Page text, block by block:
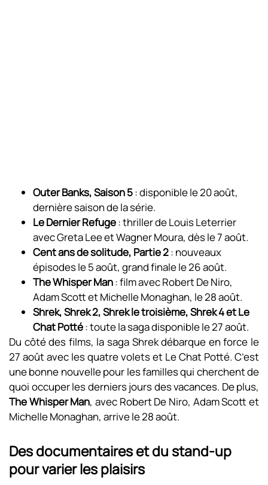
Outer Banks, Saison 5: disponible le 20 août,
dernière saison de la série.
Le Dernier Refuge: thriller de Louis Leterrier
avec Greta Lee et Wagner Moura, dès le 7 août.
Cent ans de solitude, Partie 2: nouveaux
épisodes le 5 août, grand finale le 26 août.
The Whisper Man: film avec Robert De Niro,
Adam Scott et Michelle Monaghan, le 28 août.
Shrek, Shrek 2, Shrek le troisième, Shrek 4 et Le
Chat Potté: toute la saga disponible le 27 août.
Du côté des films, la saga Shrek débarque en force le
27 août avec les quatre volets et Le Chat Potté. C’est
une bonne nouvelle pour les familles qui cherchent de
quoi occuper les derniers jours des vacances. De plus,
The Whisper Man, avec Robert De Niro, Adam Scott et
Michelle Monaghan, arrive le 28 août.
Des documentaires et du stand-up
pour varier les plaisirs